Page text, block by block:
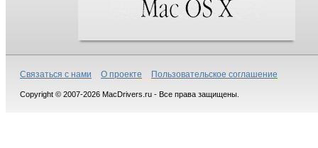
Связаться с нами О проекте Пользовательское соглашение
Copyright © 2007-2026 MacDrivers.ru - Все права защищены.